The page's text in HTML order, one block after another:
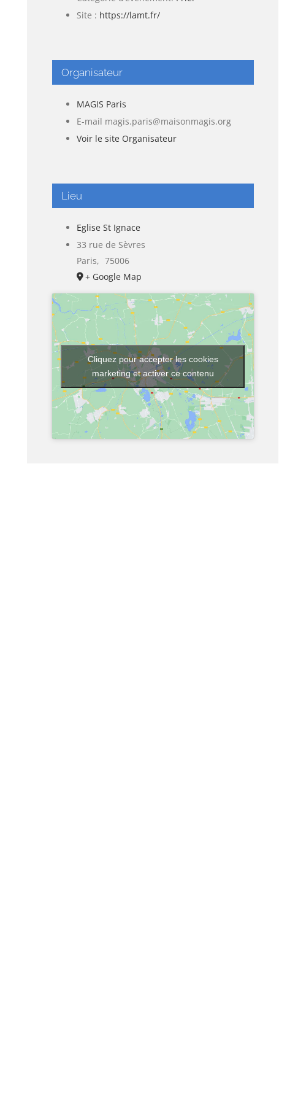
Site : https://lamt.fr/
Organisateur
MAGIS Paris
E-mail magis.paris@maisonmagis.org
Voir le site Organisateur
Lieu
Eglise St Ignace
33 rue de Sèvres
Paris, 75006
+ Google Map
Cliquez pour accepter les cookies
marketing et activer ce contenu